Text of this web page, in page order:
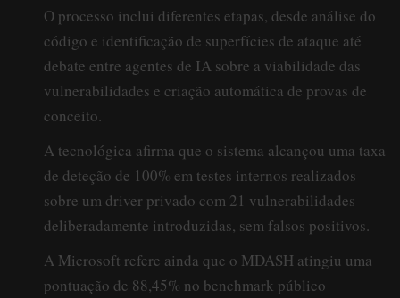
O processo inclui diferentes etapas, desde análise do
código e identificação de superfícies de ataque até
debate entre agentes de IA sobre a viabilidade das
vulnerabilidades e criação automática de provas de
conceito.
A tecnológica afirma que o sistema alcançou uma taxa
de deteção de 100% em testes internos realizados
sobre um driver privado com 21 vulnerabilidades
deliberadamente introduzidas, sem falsos positivos.
A Microsoft refere ainda que o MDASH atingiu uma
pontuação de 88,45% no benchmark público